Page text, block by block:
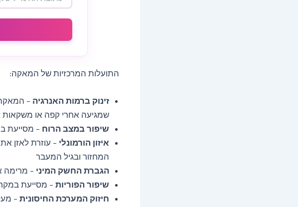
התועלות המרכזיות של המאקה:
זינוק ברמות האנרגיה –
שמגיעה אחרי קפה או משקאות
שיפור במצב הרוח – מסייעת
איזון הורמונלי – עוזרת לאזן
המחזור ובגיל המעבר
הגברת החשק המיני – מרימה
שיפור הפוריות – מסייעת
חיזוק המערכת החיסונית –